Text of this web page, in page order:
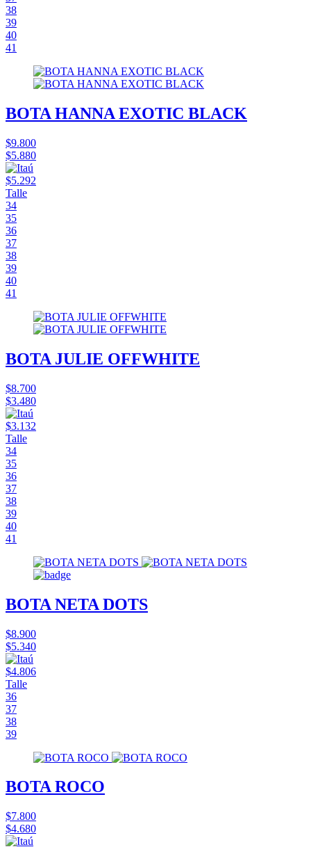
38
39
40
41
BOTA HANNA EXOTIC BLACK
$9.800
$5.880
$5.292
Talle
34
35
36
37
38
39
40
41
BOTA JULIE OFFWHITE
$8.700
$3.480
$3.132
Talle
34
35
36
37
38
39
40
41
BOTA NETA DOTS
$8.900
$5.340
$4.806
Talle
36
37
38
39
BOTA ROCO
$7.800
$4.680